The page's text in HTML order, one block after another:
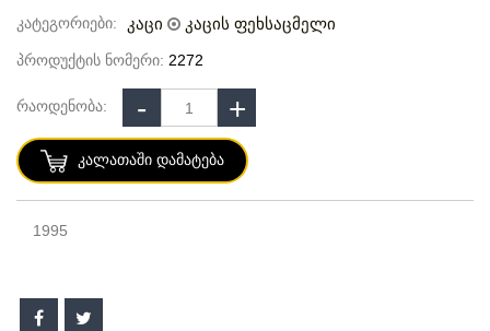
კატეგორიები:
კაცი კაცის ფეხსაცმელი
პროდუქტის ნომერი: 2272
რაოდენობა:
Კალათაში Დამატება
1995